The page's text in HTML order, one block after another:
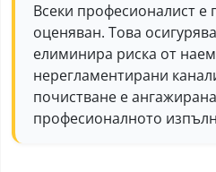
Всеки професионалист е
оценяван. Това
елиминира риска от
нерегламентирани
почистване е
професионалното